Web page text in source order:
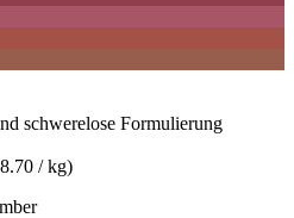
schwerelose Formulierung
/ kg)